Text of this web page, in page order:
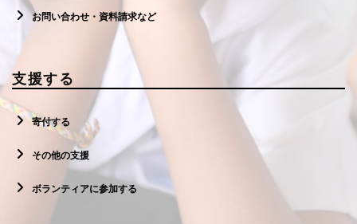
お問い合わせ・資料請求など
支援する
寄付する
その他の支援
ボランティアに参加する